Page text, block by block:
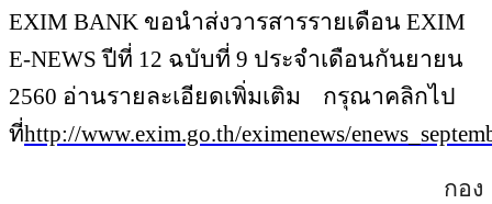
EXIM BANK ขอนำส่งวารสารรายเดือน EXIM
E-NEWS ปีที่ 12 ฉบับที่ 9 ประจำเดือนกันยายน
2560 อ่านรายละเอียดเพิ่มเติม กรุณาคลิกไป
ที่http://www.exim.go.th/eximenews/
กอง